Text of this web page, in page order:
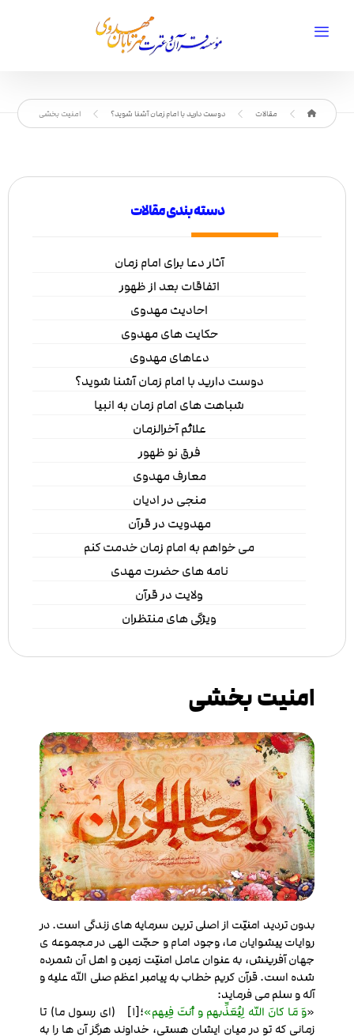
مقالات دوست دارید با امام زمان آشنا شوید؟ امنیت بخشی
دسته بندی مقالات
آثار دعا برای امام زمان
اتفاقات بعد از ظهور
احادیث مهدوی
حکایت های مهدوی
دعاهای مهدوی
دوست دارید با امام زمان آشنا شوید؟
شباهت های امام زمان به انبیا
علائم آخرالزمان
فرق نو ظهور
معارف مهدوی
منجی در ادیان
مهدویت در قرآن
می خواهم به امام زمان خدمت کنم
نامه های حضرت مهدی
ولایت در قرآن
ویژگی های منتظران
امنیت بخشی
بدون تردید امنیّت از اصلی ترین سرمایه های زندگی است. در
روایات پیشوایان ما، وجود امام و حجّت الهی در مجموعه ی
جهان آفرینش، به عنوان عامل امنیّت زمین و اهل آن شمرده
شده است. قرآن کریم خطاب به پیامبر اعظم صلی الله علیه و
آله و سلم می فرماید:
«وَ مَا کانَ الله لِیُعَذِّبهم و أنتَ فِیهم»
؛[1] (ای رسول ما) تا
زمانی که تو در میان ایشان هستی، خداوند هرگز آن ها را به